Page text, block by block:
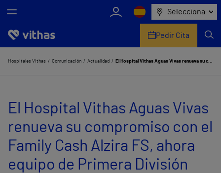
Selecciona
Nosotros
Servicios de salud
Equipo médico y asistencial
Información útil
Pedir Cita
Hospitales Vithas Comunicación Actualidad El Hospital Vithas Aguas Vivas renueva su compromiso con el Family Cash Alzira FS, ahora equipo de Primera División
El Hospital Vithas Aguas Vivas
renueva su compromiso con el
Family Cash Alzira FS, ahora
equipo de Primera División